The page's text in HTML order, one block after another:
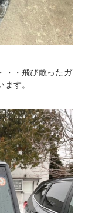
・・飛び散ったガ
す。